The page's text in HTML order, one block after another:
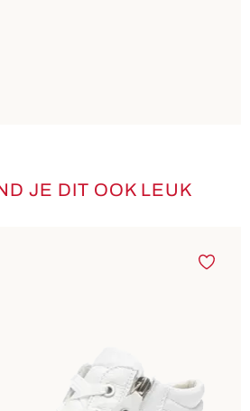
JE DIT OOK LEUK